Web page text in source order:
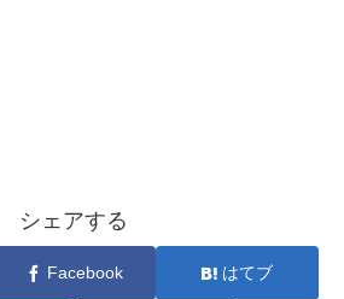
シェアする
Facebook はてブ